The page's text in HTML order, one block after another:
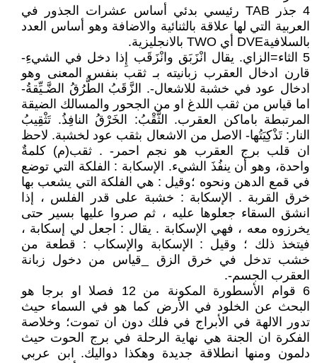
4 جذر TAB رئيسي بدئي أساس عشرات الجذور في
العربية التي لها علاقة بالثنائية والاضافة وهو أساس العدد
بالسلافيةDVE أي TWO بالانجليزية.
5 الثاء=الزاي. يقال انْزَبَق وانْزَقَب إِذا دخل في الشيءِ-
قارن ادخال العقرب زبانيته بـ ثقب بنفس المعنى وهو
ادخال عود في خشبة للاشعال-. الزَّقَبُ الطُّرُقُ الضَّـيِّقةُ-
اما قياس من ثقب اللدغ او من الجحور والمسالك الضيقة
المرتبطة باماكن العقرب. الثَّقْبُ: الخَرْقُ النافِذُ. تَثْقِيبُ
النار: تَذْكِيَتُها- الاصل من الاشعال بثقب عود لخشبة. لاحظ
ان قلب برج العقرب هو نجم احمر- . ثقب(م) كلمةٌ
واحدة، وهو أن ينفُذَ الشيء. الإسكابة : الفلكة التي توضع
في قمع الدهن ونحوه ؛وقيل : هي الفلكة التي يشعب بها
خرق القربة . الإسكابة : خشبة على قدر الفلس ، إذا
انشق السقاء جعلوها عليه ، ثم صروا عليها بسير حتى
يخرزوه معه ، فهي الإسكابة . يقال : اجعل لي إسكابة ،
فيتخذ ذلك ؛ وقيل : الإسكابة والإسكاب : قطعة من
خشب تدخل في خرق الزق _قياس من دخول زبانة
العقرب الجسم-.
6 قوام الأسطورة المكونة من 12 فصلا او برجا هو
البحث عن الخلود في الأرض كما هو في السماء حيث
تدور الالهة في الأبراج في فلك دون ان تموت؛ وخلاصة
الفكرة ان الجنة هي نهاية الرحلة في برج الحوت حيث
دلمون ومنها انطلاقة جديدة وهكذا دواليك. ابن عربي